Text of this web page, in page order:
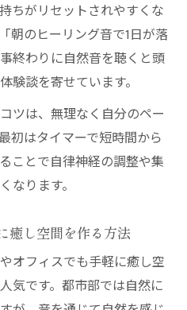
ちがリセットされやすくな
朝のヒーリング音で1日が落
終わりに自然音を聴くと頭
験談を寄せています。
ツは、無理なく自分のペー
初はタイマーで短時間から
ことで自律神経の調整や集
なります。
癒し空間を作る方法
オフィスでも手軽に癒し空
気です。都市部では自然に